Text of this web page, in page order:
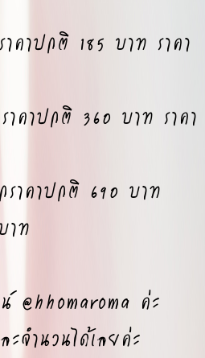
าปกติ 185 บาท ราคา
คาปกติ 360 บาท ราคา
าคาปกติ 690 บาท
ท
@hhomaroma ค่ะ
ะจำนวนได้เลยค่ะ